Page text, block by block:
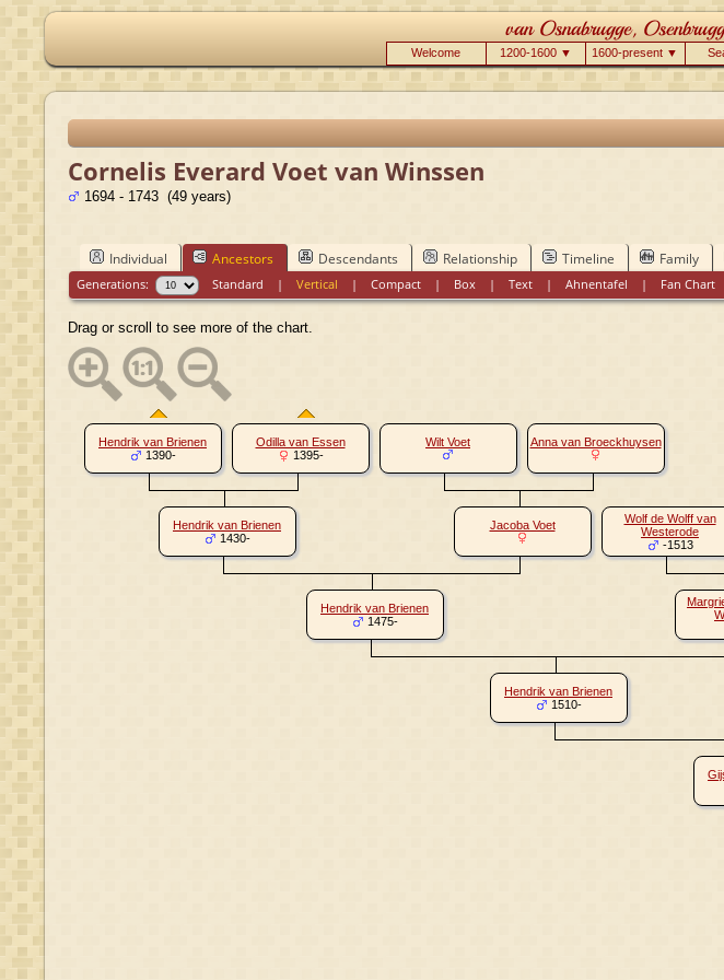
Welcome 1200-1600 ▼ 1600-present ▼
Cornelis Everard Voet van Winssen
1694 - 1743 (49 years)
Individual Ancestors Descendants Relationship Timeline Family
Generations: Standard |Vertical |Compact | Box |Text |Ahnentafel | Fan Chart
Drag or scroll to see more of the chart.
Hendrik van Brienen
1390-
Odilla van Essen
1395-
Wilt Voet Anna van Broeckhuysen
Hendrik van Brienen
1430-
Jacoba Voet
Wolf de Wolff van
Westerode
-1513
Hendrik van Brienen
1475-
Hendrik van Brienen
1510-